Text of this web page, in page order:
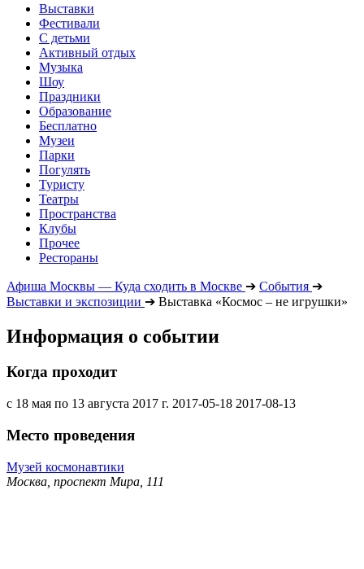
Выставки
Фестивали
С детьми
Активный отдых
Музыка
Шоу
Праздники
Образование
Бесплатно
Музеи
Парки
Погулять
Туристу
Театры
Пространства
Клубы
Прочее
Рестораны
Афиша Москвы — Куда сходить в Москве ➔ События ➔
Выставки и экспозиции ➔ Выставка «Космос – не игрушки»
Информация о событии
Когда проходит
с 18 мая по 13 августа 2017 г. 2017-05-18 2017-08-13
Место проведения
Музей космонавтики
Москва, проспект Мира, 111